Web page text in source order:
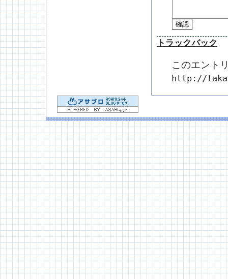
トラックバック
このエント
http://